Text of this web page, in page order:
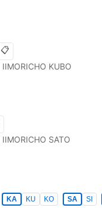
📋
IIMORICHO KUBO
IIMORICHO SATO
KA KU KO SA SI